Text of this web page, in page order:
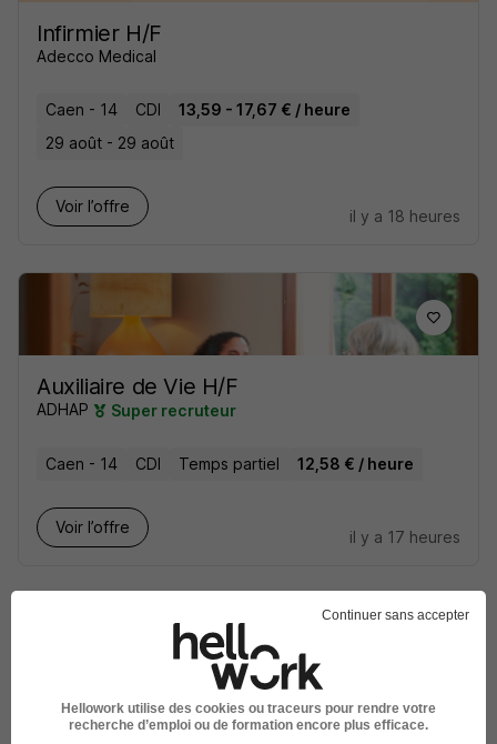
Infirmier H/F
Adecco Medical
Caen - 14 CDI
13,59 - 17,67 € / heure
29 août - 29 août
Voir l’offre
il y a 18 heures
Auxiliaire de Vie H/F
ADHAP Super recruteur
Caen - 14 CDI Temps partiel 12,58 € / heure
Voir l’offre
il y a 17 heures
Technico-Commercial Itinérant H/F
Groupe Atlantic
Continuer sans accepter
Hellowork utilise des cookies ou traceurs pour rendre votre
recherche d’emploi ou de formation encore plus efficace.